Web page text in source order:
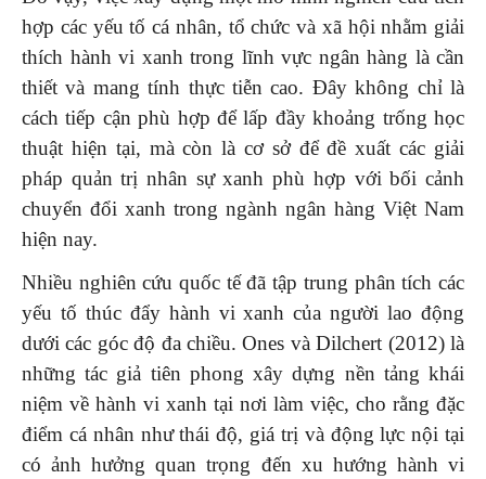
hợp các yếu tố cá nhân, tổ chức và xã hội nhằm giải
thích hành vi xanh trong lĩnh vực ngân hàng là cần
thiết và mang tính thực tiễn cao. Đây không chỉ là
cách tiếp cận phù hợp để lấp đầy khoảng trống học
thuật hiện tại, mà còn là cơ sở để đề xuất các giải
pháp quản trị nhân sự xanh phù hợp với bối cảnh
chuyển đổi xanh trong ngành ngân hàng Việt Nam
hiện nay.
Nhiều nghiên cứu quốc tế đã tập trung phân tích các
yếu tố thúc đẩy hành vi xanh của người lao động
dưới các góc độ đa chiều. Ones và Dilchert (2012) là
những tác giả tiên phong xây dựng nền tảng khái
niệm về hành vi xanh tại nơi làm việc, cho rằng đặc
điểm cá nhân như thái độ, giá trị và động lực nội tại
có ảnh hưởng quan trọng đến xu hướng hành vi